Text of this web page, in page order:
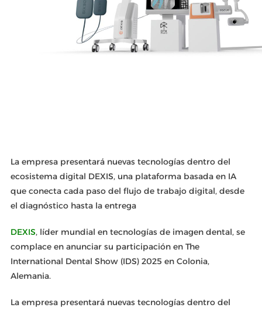
La empresa presentará nuevas tecnologías dentro del
ecosistema digital DEXIS, una plataforma basada en IA
que conecta cada paso del flujo de trabajo digital, desde
el diagnóstico hasta la entrega
DEXIS, líder mundial en tecnologías de imagen dental, se
complace en anunciar su participación en The
International Dental Show (IDS) 2025 en Colonia,
Alemania.
La empresa presentará nuevas tecnologías dentro del